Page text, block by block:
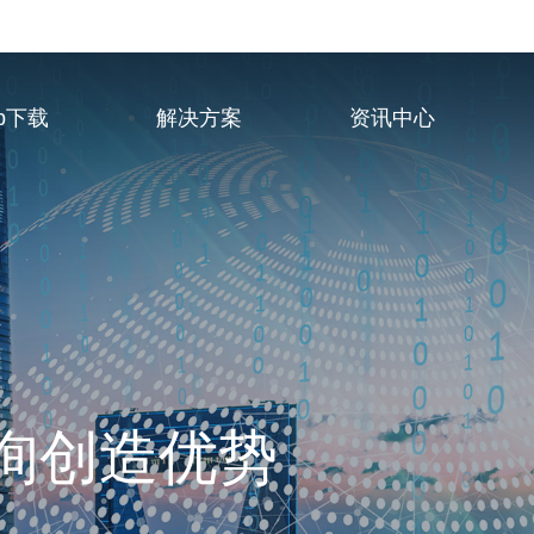
下载 解决方案 资讯中心
服务供应商